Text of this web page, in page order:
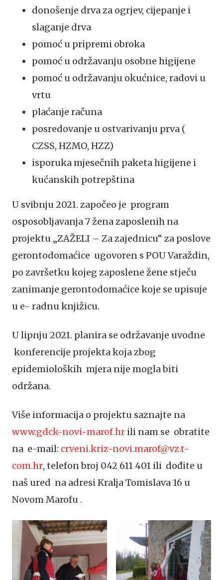
donošenje drva za ogrjev, cijepanje i
slaganje drva
pomoć u pripremi obroka
pomoć u održavanju osobne higijene
pomoć u održavanju okućnice, radovi u
vrtu
plaćanje računa
posredovanje u ostvarivanju prva (
CZSS, HZMO, HZZ)
isporuka mjesečnih paketa higijene i
kućanskih potrepština
U svibnju 2021. započeo je program
osposobljavanja 7 žena zaposlenih na
projektu „ZAŽELI – Za zajednicu“ za poslove
gerontodomaćice ugovoren s POU Varaždin,
po završetku kojeg zaposlene žene stječu
zanimanje gerontodomaćice koje se upisuje
u e- radnu knjižicu.
U lipnju 2021. planira se održavanje uvodne
konferencije projekta koja zbog
epidemioloških mjera nije mogla biti
održana.
Više informacija o projektu saznajte na
www.gdck-novi-marof.hr ili nam se obratite
na e-mail: crveni.kriz-novi.marof@vz.t-
com.hr, telefon broj 042 611 401 ili dođite u
naš ured na adresi Kralja Tomislava 16 u
Novom Marofu .